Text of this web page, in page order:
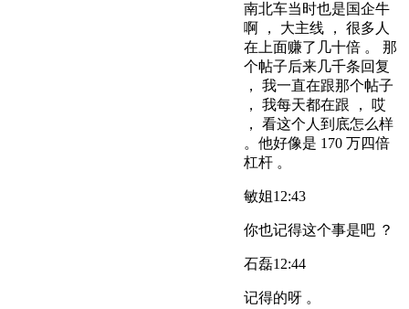
南北车当时也是国企牛
啊 ， 大主线 ， 很多人
在上面赚了几十倍 。 那
个帖子后来几千条回复
， 我一直在跟那个帖子
， 我每天都在跟 ， 哎
， 看这个人到底怎么样
。他好像是 170 万四倍
杠杆 。
敏姐12:43
你也记得这个事是吧 ？
石磊12:44
记得的呀 。